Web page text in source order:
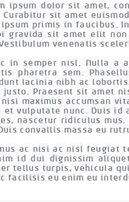
ipsum dolor sit amet,
Curabitur sit amet
primis in faucibus.
gravida sit amet elit
venenatis
in semper nisl. Nulla a
pharetra sem.
lacinia nibh ac
justo. Praesent sit amet
maximus accumsan
et vulputate nunc. Duis id
nascetur ridiculus
convallis massa eu
ac nisi ac nisl feugiat
id dui dignissim
tellus turpis, vehicula
facilisis eu enim eu